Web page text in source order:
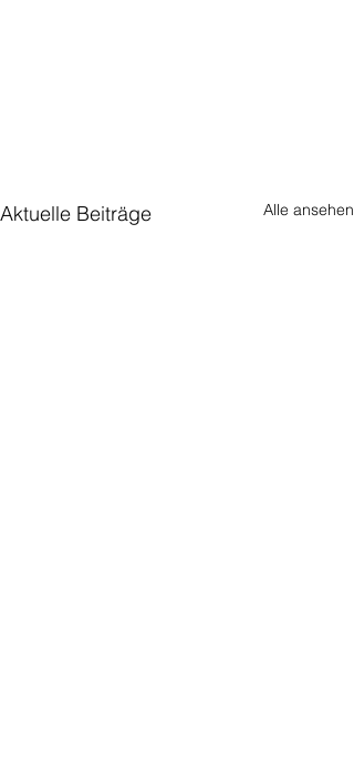
Aktuelle Beiträge Alle ansehen